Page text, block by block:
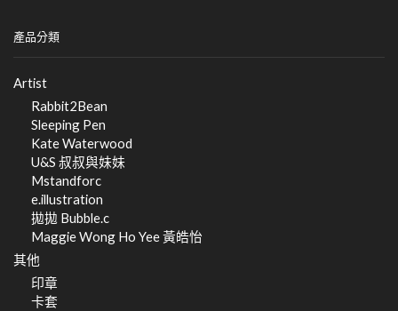
產品分類
Artist
Rabbit2Bean
Sleeping Pen
Kate Waterwood
U&S 叔叔與妹妹
Mstandforc
e.illustration
拋拋 Bubble.c
Maggie Wong Ho Yee 黃皓怡
其他
印章
卡套